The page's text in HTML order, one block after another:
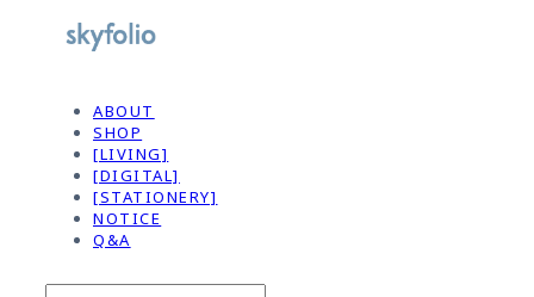
ABOUT
SHOP
[LIVING]
[DIGITAL]
[STATIONERY]
NOTICE
Q&A